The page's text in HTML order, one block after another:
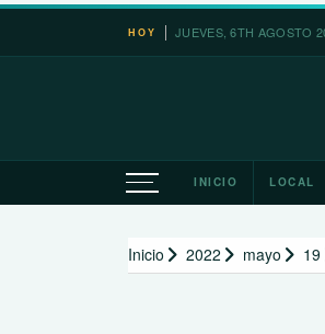
Saltar
HOY JUEVES, 6TH AGOSTO
INICIO LOCAL
Inicio 2022 mayo 19